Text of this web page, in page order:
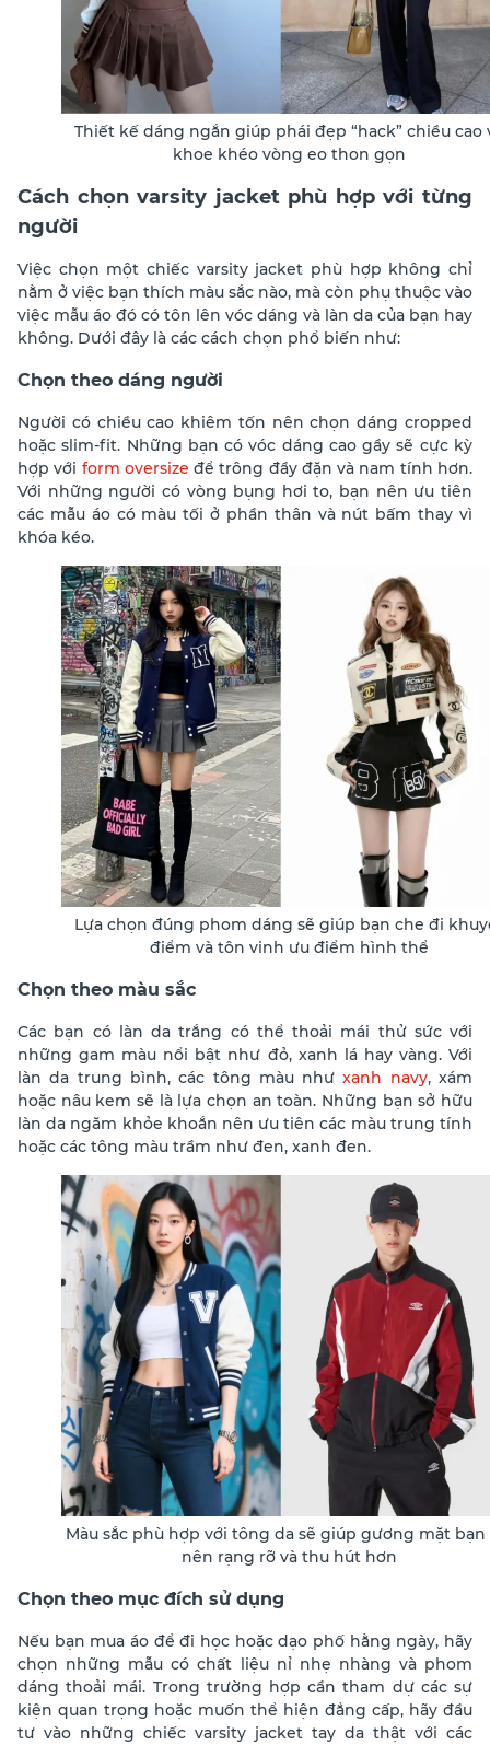
Thiết kế dáng ngắn giúp phái đẹp “hack” chiều cao
khoe khéo vòng eo thon gọn
Cách chọn varsity jacket phù hợp với từng
người
Việc chọn một chiếc varsity jacket phù hợp không chỉ
nằm ở việc bạn thích màu sắc nào, mà còn phụ thuộc vào
việc mẫu áo đó có tôn lên vóc dáng và làn da của bạn hay
không. Dưới đây là các cách chọn phổ biến như:
Chọn theo dáng người
Người có chiều cao khiêm tốn nên chọn dáng cropped
hoặc slim-fit. Những bạn có vóc dáng cao gầy sẽ cực kỳ
hợp với form oversize để trông đầy đặn và nam tính hơn.
Với những người có vòng bụng hơi to, bạn nên ưu tiên
các mẫu áo có màu tối ở phần thân và nút bấm thay vì
khóa kéo.
Lựa chọn đúng phom dáng sẽ giúp bạn che đi
điểm và tôn vinh ưu điểm hình thể
Chọn theo màu sắc
Các bạn có làn da trắng có thể thoải mái thử sức với
những gam màu nổi bật như đỏ, xanh lá hay vàng. Với
làn da trung bình, các tông màu nhưxanh navy, xám
hoặc nâu kem sẽ là lựa chọn an toàn. Những bạn sở hữu
làn da ngăm khỏe khoắn nên ưu tiên các màu trung tính
hoặc các tông màu trầm như đen, xanh đen.
Màu sắc phù hợp với tông da sẽ giúp gương mặt bạn
nên rạng rỡ và thu hút hơn
Chọn theo mục đích sử dụng
Nếu bạn mua áo để đi học hoặc dạo phố hằng ngày, hãy
chọn những mẫu có chất liệu nỉ nhẹ nhàng và phom
dáng thoải mái. Trong trường hợp cần tham dự các sự
kiện quan trọng hoặc muốn thể hiện đẳng cấp, hãy đầu
tư vào những chiếc varsity jacket tay da thật với các